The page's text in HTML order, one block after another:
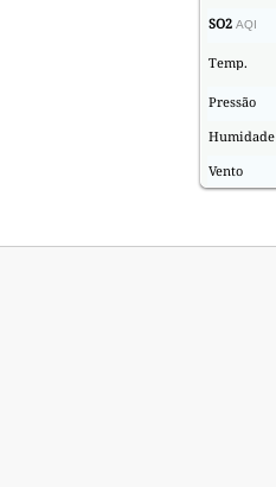
SO2 AQI
Temp.
Pressão
Humidade
Vento